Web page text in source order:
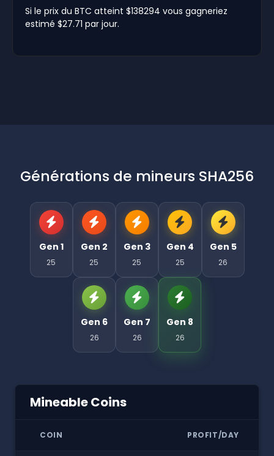
Si le prix du BTC atteint $138294 vous gagneriez
estimé $27.71 par jour.
Générations de mineurs SHA256
Gen 1
25
Gen 2
25
Gen 3
25
Gen 4
25
Gen 5
26
Gen 6
26
Gen 7
26
Gen 8
26
Mineable Coins
COIN PROFIT/DAY